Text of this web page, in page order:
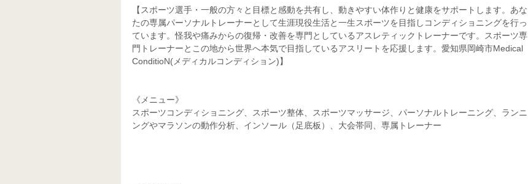
【スポーツ選手・一般の方々と目標と感動を共有し、動きやすい体作りと健康をサポートします。あな
たの専属パーソナルトレーナーとして生涯現役生活と一生スポーツを目指しコンディショニングを行っ
ています。怪我や痛みからの復帰・改善を専門としているアスレティックトレーナーです。スポーツ専
門トレーナーとこの地から世界へ本気で目指しているアスリートを応援します。愛知県岡崎市Medical
ConditioN(メディカルコンディション)】
《メニュー》
スポーツコンディショニング、スポーツ整体、スポーツマッサージ、パーソナルトレーニング、ランニ
ングやマラソンの動作分析、インソール（足底板）、大会帯同、専属トレーナー